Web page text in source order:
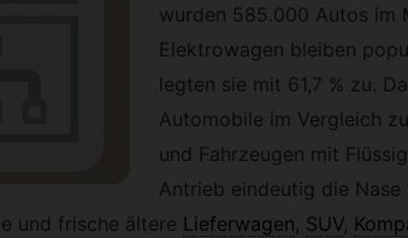
wurden 585.000 Autos im
Elektrowagen bleiben
legten sie mit 61,7 % zu.
Automobile im Vergleich
und Fahrzeugen mit
Antrieb eindeutig die Nase
und frische ältere Lieferwagen, SUV,